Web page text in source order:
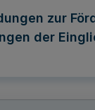
zur
der